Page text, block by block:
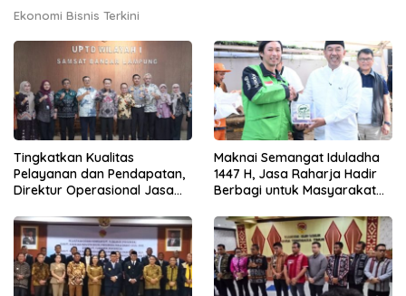
Ekonomi Bisnis Terkini
Tingkatkan Kualitas
Pelayanan dan Pendapatan,
Direktur Operasional Jasa
di Lampung dan Tinjau
Samsat Rajabasa
Maknai Semangat Iduladha
1447 H, Jasa Raharja Hadir
Berbagi untuk Masyarakat
Daging Kurban